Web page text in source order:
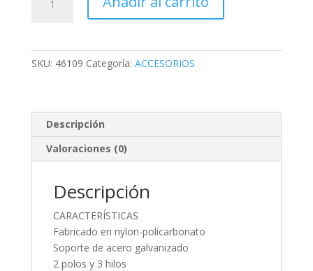
SENCILLO,
SKU: 46109 Categoría: ACCESORIOS
Descripción
Valoraciones (0)
Descripción
CARACTERÍSTICAS
Fabricado en nylon-policarbonato
Soporte de acero galvanizado
2 polos y 3 hilos